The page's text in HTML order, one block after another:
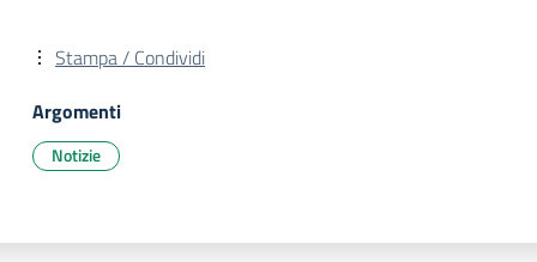
Stampa / Condividi
Argomenti
Notizie